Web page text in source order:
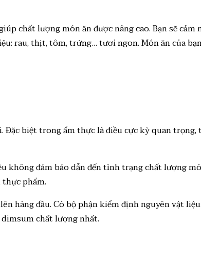
chất lượng món ăn được nâng cao. Bạn sẽ
rau, thịt, tôm, trứng… tươi ngon. Món ăn của
biệt trong ẩm thực là điều cực kỳ quan trọng,
không đảm bảo dẫn đến tình trạng chất lượng
phẩm.
hàng đầu. Có bộ phận kiểm định nguyên vật
chất lượng nhất.